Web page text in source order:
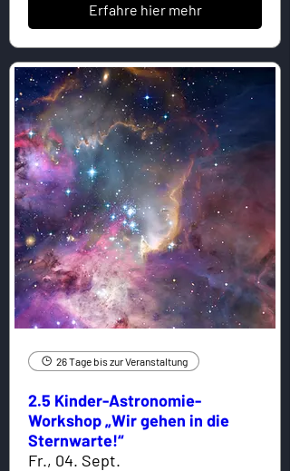
Erfahre hier mehr
26 Tage bis zur Veranstaltung
2.5 Kinder-Astronomie-
Workshop „Wir gehen in die
Sternwarte!“
Fr., 04. Sept.